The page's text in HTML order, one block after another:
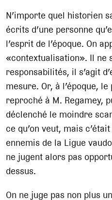
N’importe quel historien
écrits d’une personne
l’esprit de l’époque. On
«contextualisation». Il ne
responsabilités, il s’agit
mesure. Or, à l’époque,
reproché à M. Regamey,
déclenché le moindre
ce qu’on veut, mais
ennemis de la Ligue
ne jugent alors pas
dessus.
On ne juge pas non plus